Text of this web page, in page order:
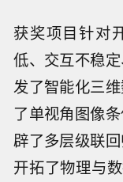
获奖项目针对
低、交互不稳
发了智能化三
了单视角图像
辟了多层级联
开拓了物理与